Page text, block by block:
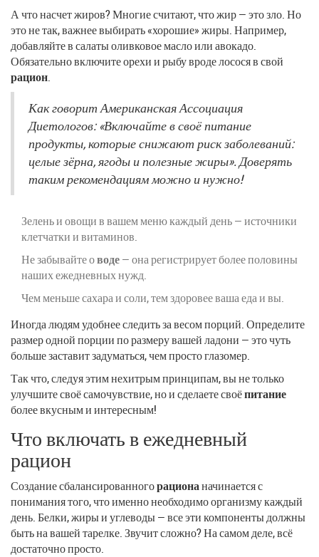
А что насчет жиров? Многие считают, что жир — это зло. Но
это не так, важнее выбирать «хорошие» жиры. Например,
добавляйте в салаты оливковое масло или авокадо.
Обязательно включите орехи и рыбу вроде лосося в свой
рацион.
Как говорит Американская Ассоциация
Диетологов: «Включайте в своё питание
продукты, которые снижают риск заболеваний:
целые зёрна, ягоды и полезные жиры». Доверять
таким рекомендациям можно и нужно!
Зелень и овощи в вашем меню каждый день — источники
клетчатки и витаминов.
Не забывайте оводе— она регистрирует более половины
наших ежедневных нужд.
Чем меньше сахара и соли, тем здоровее ваша еда и вы.
Иногда людям удобнее следить за весом порций. Определите
размер одной порции по размеру вашей ладони — это чуть
больше заставит задуматься, чем просто глазомер.
Так что, следуя этим нехитрым принципам, вы не только
улучшите своё самочувствие, но и сделаете своёпитание
более вкусным и интересным!
Что включать в ежедневный
рацион
Создание сбалансированногорационаначинается с
понимания того, что именно необходимо организму каждый
день. Белки, жиры и углеводы — все эти компоненты должны
быть на вашей тарелке. Звучит сложно? На самом деле, всё
достаточно просто.